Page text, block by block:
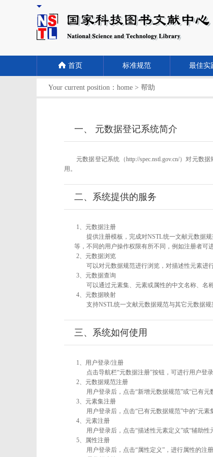
首页 标准规范 最佳实
Your current position： home > 帮助
一、 元数据登记系统简介
元数据登记系统（http://spec.nstl.gov.cn/）对元
用。
二、系统提供的服务
1、元数据注册
提供注册模板，完成对NSTL统一文献元数据
等，不同的用户操作权限有所不同，例如注册者可
2、元数据浏览
可以对元数据规范进行浏览，对描述性元素进
3、元数据查询
可以通过元素集、元素或属性的中文名称、名
4、元数据映射
支持NSTL统一文献元数据规范与其它元数据
三、系统如何使用
1、用户登录/注册
点击导航栏“元数据注册”按钮，可进行用户登
2、元数据规范注册
用户登录后，点击“新增元数据规范”或“已有元
3、元素集注册
用户登录后，点击“已有元数据规范”中的“元素
4、元素注册
用户登录后，点击“描述性元素定义”或“辅助性
5、属性注册
用户登录后，点击“属性定义”，进行属性的注册